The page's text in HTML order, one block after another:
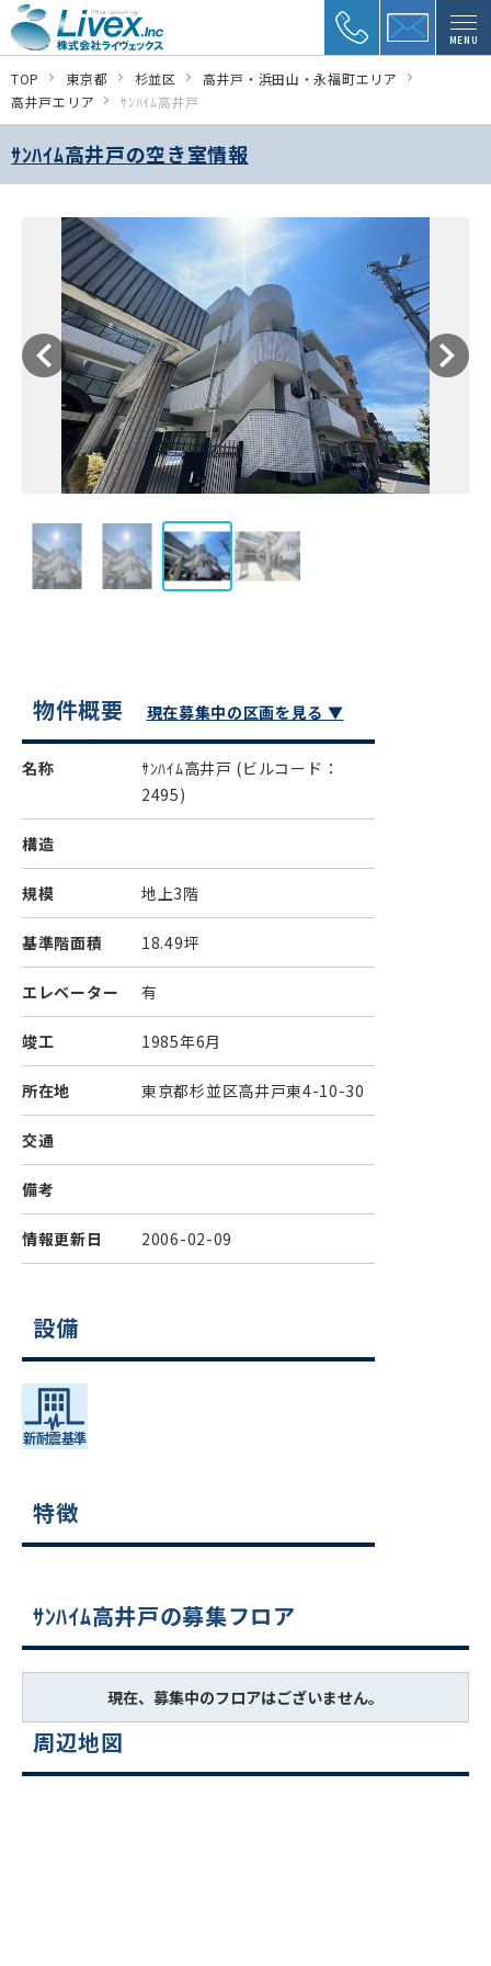
MENU
TOP 東京都 杉並区
高井戸・浜田山・永福町エリア
高井戸エリア
ｻﾝﾊｲﾑ高井戸
ｻﾝﾊｲﾑ高井戸の空き室情報
物件概要 現在募集中の区画を見る ▼
名称 ｻﾝﾊｲﾑ高井戸 (ビルコード：
2495)
構造
規模 地上3階
基準階面積 18.49坪
エレベーター 有
竣工 1985年6月
所在地 東京都杉並区高井戸東4-10-30
交通
備考
情報更新日 2006-02-09
設備
特徴
ｻﾝﾊｲﾑ高井戸の募集フロア
現在、募集中のフロアはございません。
周辺地図